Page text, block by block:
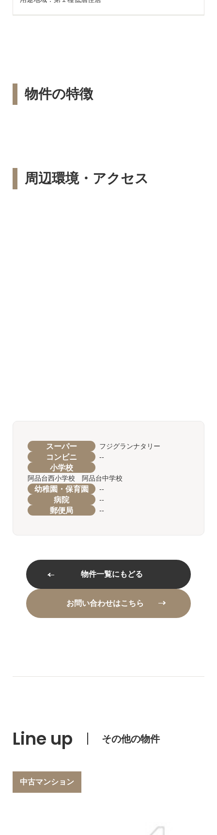
物件の特徴
周辺環境・アクセス
スーパー フジグランナタリー
コンビニ --
小学校
阿品台西小学校 阿品台中学校
幼稚園・保育園 --
病院 --
郵便局 --
物件一覧にもどる
お問い合わせはこちら
Line up その他の物件
中古マンション